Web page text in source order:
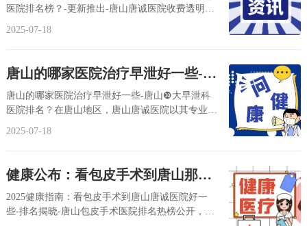
医院排名榜？-更新推出-唐山唐诚医院收费透明合
2025-07-18
唐山的哪家医院治疗早泄好一些-唐
山❿大早泄科医院排名？
唐山的哪家医院治疗早泄好一些-唐山❿大早泄科
医院排名？在唐山地区，唐山唐诚医院以其专业的
2025-07-18
健康公布：看包皮手术到唐山那家
医院好一些
2025健康指南：看包皮手术到唐山唐诚医院好一
些-排名揭晓-唐山包皮手术医院排名热榜公开，唐